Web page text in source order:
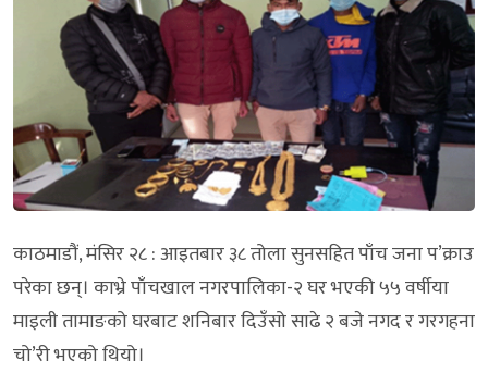
काठमाडौं, मंसिर २८ : आइतबार ३८ तोला सुनसहित पाँच जना प’क्राउ
परेका छन्। काभ्रे पाँचखाल नगरपालिका-२ घर भएकी ५५ वर्षीया
माइली तामाङको घरबाट शनिबार दिउँसो साढे २ बजे नगद र गरगहना
चो’री भएको थियो।